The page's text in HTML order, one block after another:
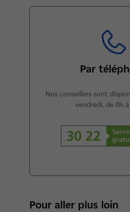
Par
Nos conseillers sont
vendredi, de 8h à
Pour aller plus loin